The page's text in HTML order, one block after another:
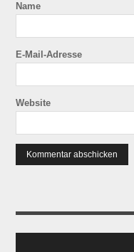
Name
E-Mail-Adresse
Website